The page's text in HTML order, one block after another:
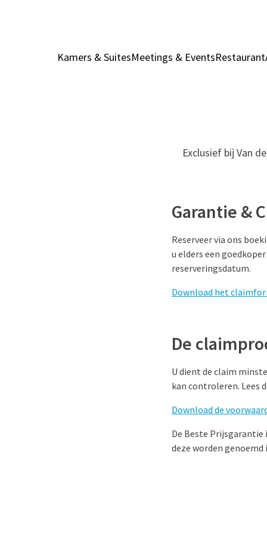
Kamers & SuitesMeetings & EventsRestaurant
Exclusief bij Van
Garantie &
Reserveer via ons
u elders een
reserveringsdatum.
Download het
De
U dient de claim
kan controleren. Lees
Download de
De Beste
deze worden genoemd